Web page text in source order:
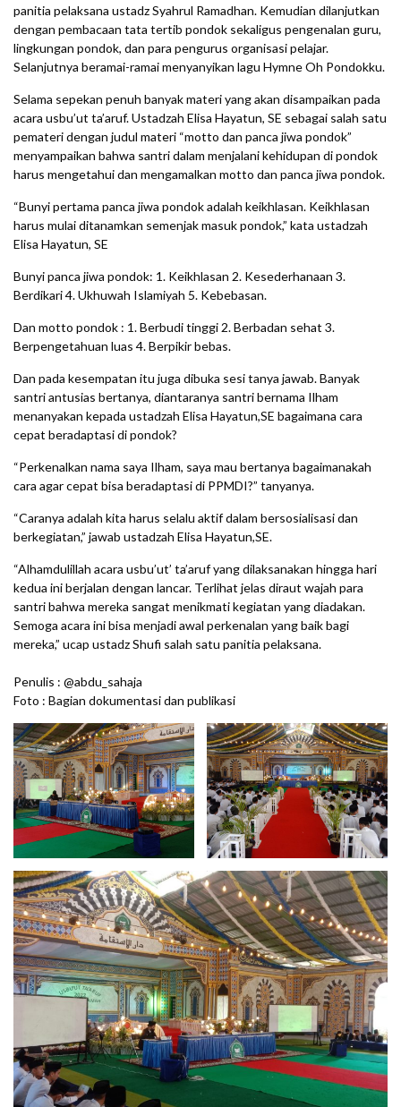
panitia pelaksana ustadz Syahrul Ramadhan. Kemudian dilanjutkan
dengan pembacaan tata tertib pondok sekaligus pengenalan guru,
lingkungan pondok, dan para pengurus organisasi pelajar.
Selanjutnya beramai-ramai menyanyikan lagu Hymne Oh Pondokku.
Selama sepekan penuh banyak materi yang akan disampaikan pada
acara usbu’ut ta’aruf. Ustadzah Elisa Hayatun, SE sebagai salah satu
pemateri dengan judul materi “motto dan panca jiwa pondok”
menyampaikan bahwa santri dalam menjalani kehidupan di pondok
harus mengetahui dan mengamalkan motto dan panca jiwa pondok.
“Bunyi pertama panca jiwa pondok adalah keikhlasan. Keikhlasan
harus mulai ditanamkan semenjak masuk pondok,” kata ustadzah
Elisa Hayatun, SE
Bunyi panca jiwa pondok: 1. Keikhlasan 2. Kesederhanaan 3.
Berdikari 4. Ukhuwah Islamiyah 5. Kebebasan.
Dan motto pondok : 1. Berbudi tinggi 2. Berbadan sehat 3.
Berpengetahuan luas 4. Berpikir bebas.
Dan pada kesempatan itu juga dibuka sesi tanya jawab. Banyak
santri antusias bertanya, diantaranya santri bernama Ilham
menanyakan kepada ustadzah Elisa Hayatun,SE bagaimana cara
cepat beradaptasi di pondok?
“Perkenalkan nama saya Ilham, saya mau bertanya bagaimanakah
cara agar cepat bisa beradaptasi di PPMDI?” tanyanya.
“Caranya adalah kita harus selalu aktif dalam bersosialisasi dan
berkegiatan,” jawab ustadzah Elisa Hayatun,SE.
“Alhamdulillah acara usbu’ut’ ta’aruf yang dilaksanakan hingga hari
kedua ini berjalan dengan lancar. Terlihat jelas diraut wajah para
santri bahwa mereka sangat menikmati kegiatan yang diadakan.
Semoga acara ini bisa menjadi awal perkenalan yang baik bagi
mereka,” ucap ustadz Shufi salah satu panitia pelaksana.
Penulis : @abdu_sahaja
Foto : Bagian dokumentasi dan publikasi